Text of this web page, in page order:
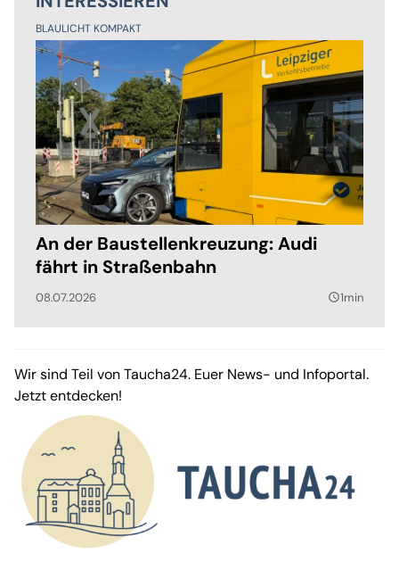
BLAULICHT KOMPAKT
An der Baustellenkreuzung: Audi
fährt in Straßenbahn
08.07.2026 query_builder1min
Wir sind Teil von Taucha24. Euer News- und Infoportal.
Jetzt entdecken!